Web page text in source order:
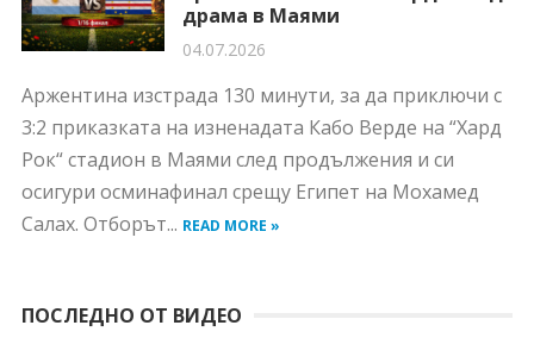
драма в Маями
04.07.2026
Аржентина изстрада 130 минути, за да приключи с
3:2 приказката на изненадата Кабо Верде на “Хард
Рок“ стадион в Маями след продължения и си
осигури осминафинал срещу Египет на Мохамед
Салах. Отборът... READ MORE »
ПОСЛЕДНО ОТ ВИДЕО